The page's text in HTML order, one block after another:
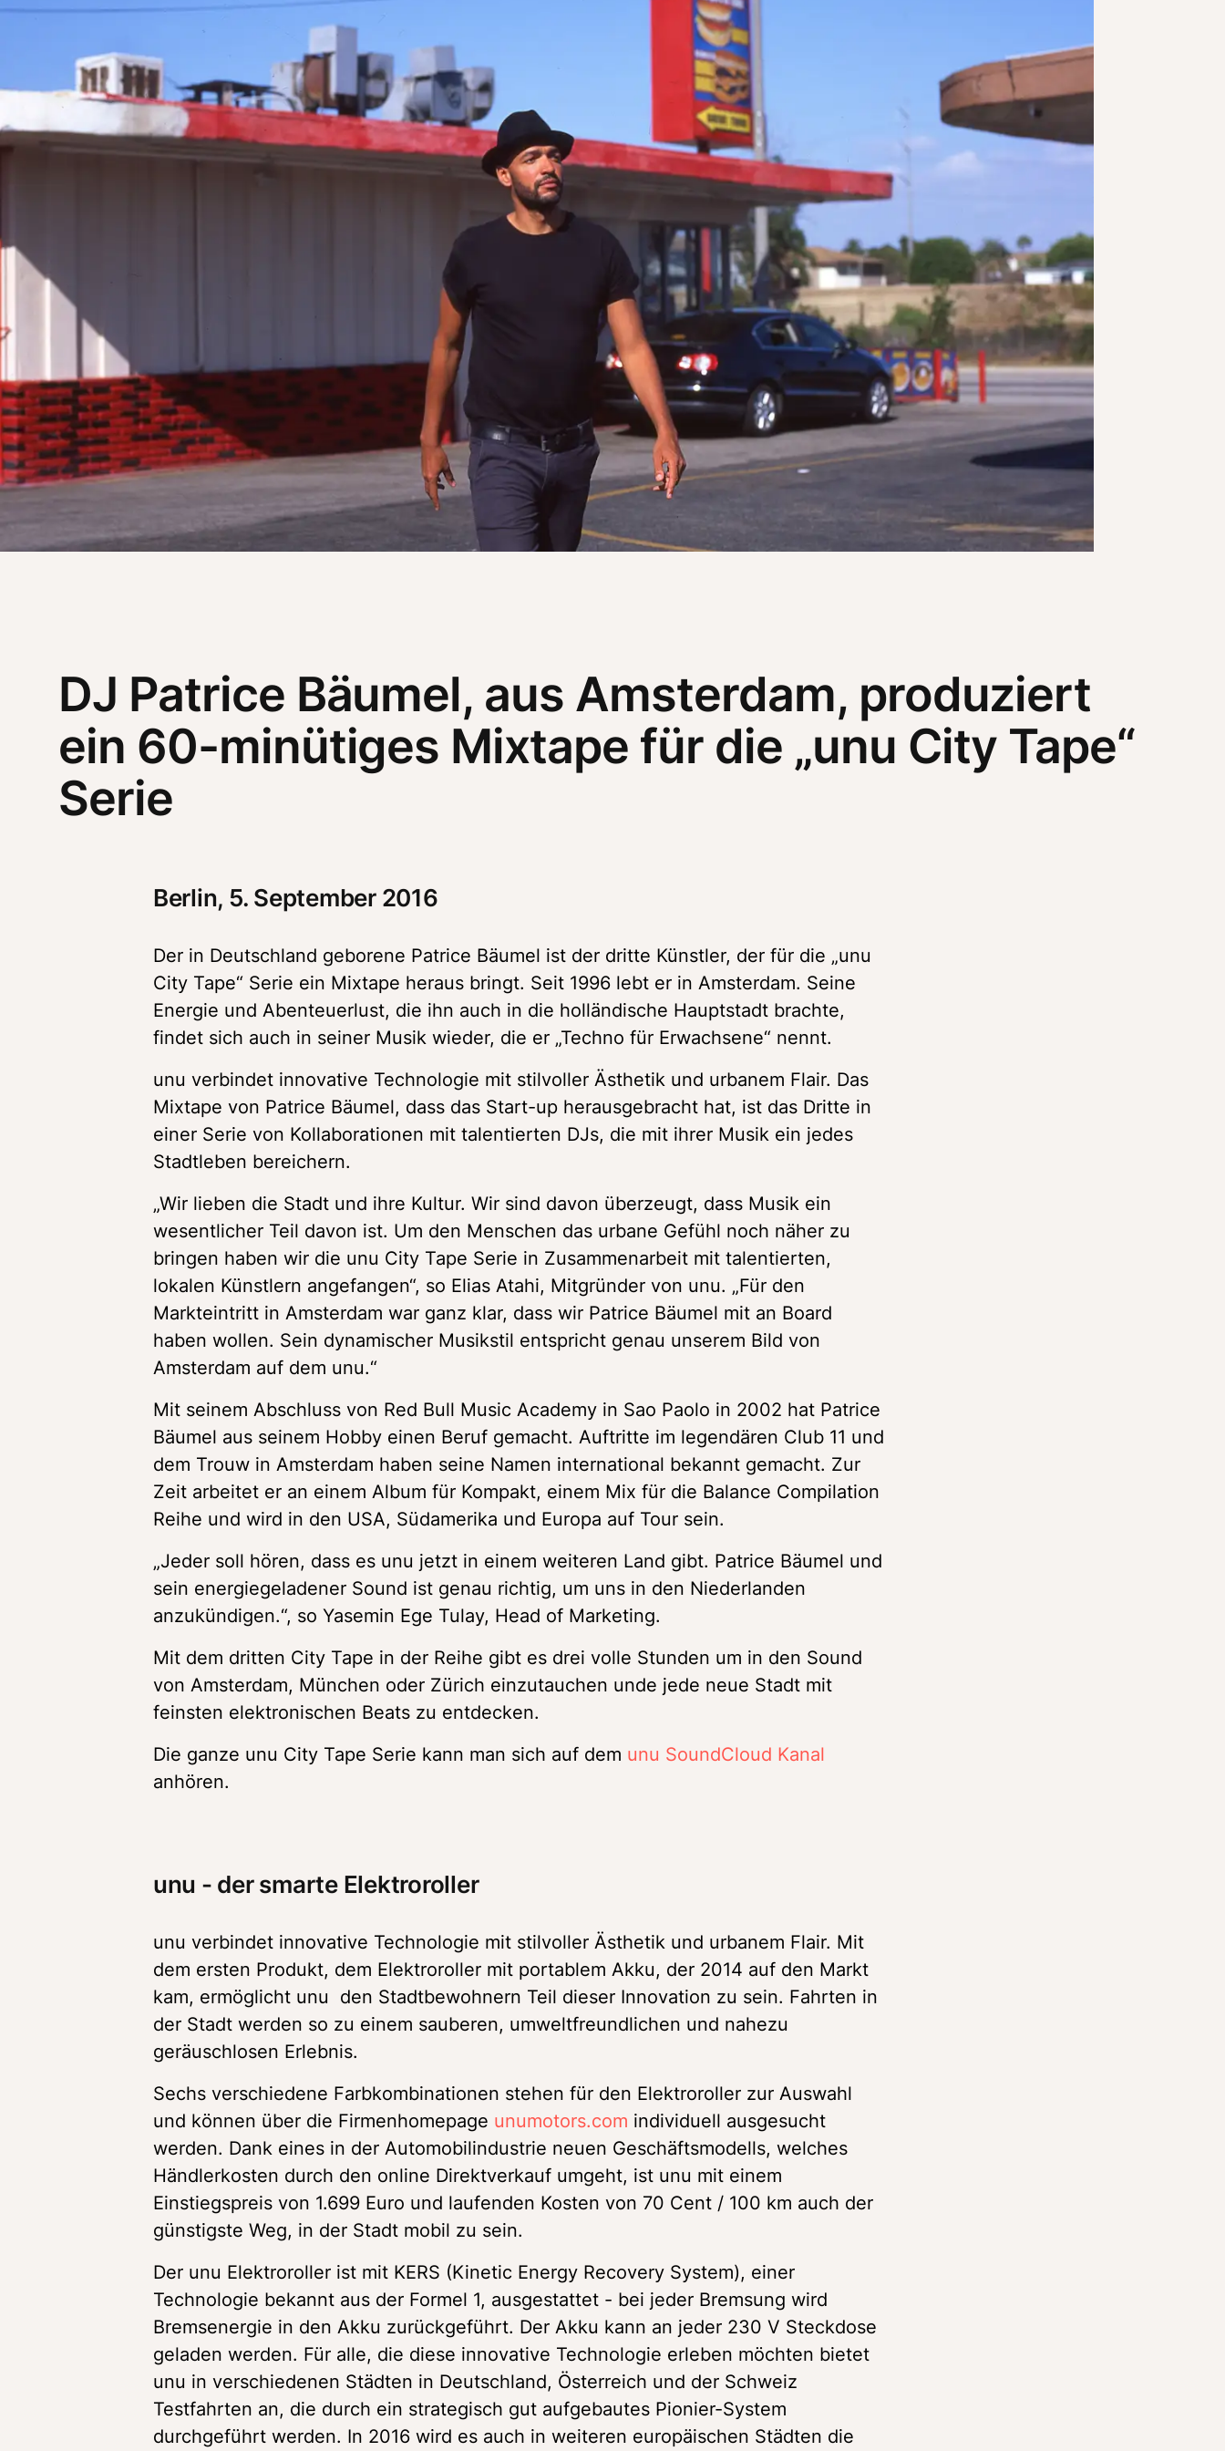
DJ Patrice Bäumel, aus Amsterdam, produziert
ein 60-minütiges Mixtape für die „unu City Tape“
Serie
Berlin, 5. September 2016
Der in Deutschland geborene Patrice Bäumel ist der dritte Künstler, der für die „unu
City Tape“ Serie ein Mixtape heraus bringt. Seit 1996 lebt er in Amsterdam. Seine
Energie und Abenteuerlust, die ihn auch in die holländische Hauptstadt brachte,
findet sich auch in seiner Musik wieder, die er „Techno für Erwachsene“ nennt.
unu verbindet innovative Technologie mit stilvoller Ästhetik und urbanem Flair. Das
Mixtape von Patrice Bäumel, dass das Start-up herausgebracht hat, ist das Dritte in
einer Serie von Kollaborationen mit talentierten DJs, die mit ihrer Musik ein jedes
Stadtleben bereichern.
„Wir lieben die Stadt und ihre Kultur. Wir sind davon überzeugt, dass Musik ein
wesentlicher Teil davon ist. Um den Menschen das urbane Gefühl noch näher zu
bringen haben wir die unu City Tape Serie in Zusammenarbeit mit talentierten,
lokalen Künstlern angefangen“, so Elias Atahi, Mitgründer von unu. „Für den
Markteintritt in Amsterdam war ganz klar, dass wir Patrice Bäumel mit an Board
haben wollen. Sein dynamischer Musikstil entspricht genau unserem Bild von
Amsterdam auf dem unu.“
Mit seinem Abschluss von Red Bull Music Academy in Sao Paolo in 2002 hat Patrice
Bäumel aus seinem Hobby einen Beruf gemacht. Auftritte im legendären Club 11 und
dem Trouw in Amsterdam haben seine Namen international bekannt gemacht. Zur
Zeit arbeitet er an einem Album für Kompakt, einem Mix für die Balance Compilation
Reihe und wird in den USA, Südamerika und Europa auf Tour sein.
„Jeder soll hören, dass es unu jetzt in einem weiteren Land gibt. Patrice Bäumel und
sein energiegeladener Sound ist genau richtig, um uns in den Niederlanden
anzukündigen.“, so Yasemin Ege Tulay, Head of Marketing.
Mit dem dritten City Tape in der Reihe gibt es drei volle Stunden um in den Sound
von Amsterdam, München oder Zürich einzutauchen unde jede neue Stadt mit
feinsten elektronischen Beats zu entdecken.
Die ganze unu City Tape Serie kann man sich auf dem unu SoundCloud Kanal
anhören.
unu - der smarte Elektroroller
unu verbindet innovative Technologie mit stilvoller Ästhetik und urbanem Flair. Mit
dem ersten Produkt, dem Elektroroller mit portablem Akku, der 2014 auf den Markt
kam, ermöglicht unu  den Stadtbewohnern Teil dieser Innovation zu sein. Fahrten in
der Stadt werden so zu einem sauberen, umweltfreundlichen und nahezu
geräuschlosen Erlebnis.
Sechs verschiedene Farbkombinationen stehen für den Elektroroller zur Auswahl
und können über die Firmenhomepage unumotors.com individuell ausgesucht
werden. Dank eines in der Automobilindustrie neuen Geschäftsmodells, welches
Händlerkosten durch den online Direktverkauf umgeht, ist unu mit einem
Einstiegspreis von 1.699 Euro und laufenden Kosten von 70 Cent / 100 km auch der
günstigste Weg, in der Stadt mobil zu sein.
Der unu Elektroroller ist mit KERS (Kinetic Energy Recovery System), einer
Technologie bekannt aus der Formel 1, ausgestattet - bei jeder Bremsung wird
Bremsenergie in den Akku zurückgeführt. Der Akku kann an jeder 230 V Steckdose
geladen werden. Für alle, die diese innovative Technologie erleben möchten bietet
unu in verschiedenen Städten in Deutschland, Österreich und der Schweiz
Testfahrten an, die durch ein strategisch gut aufgebautes Pionier-System
durchgeführt werden. In 2016 wird es auch in weiteren europäischen Städten die